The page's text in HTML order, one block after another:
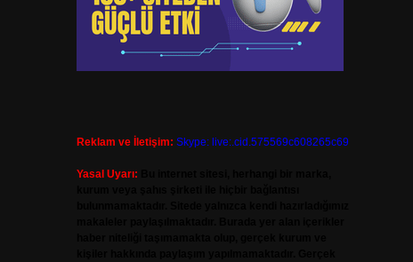
Reklam ve İletişim: Skype: live:.cid.575569c608265c69
Yasal Uyarı: